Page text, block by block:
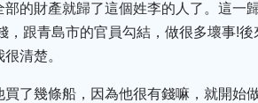
的財產就歸了這個姓李的人了。這一
跟青島市的官員勾結，做很多壞事!後
清楚。
了幾條船，因為他很有錢嘛，就開始